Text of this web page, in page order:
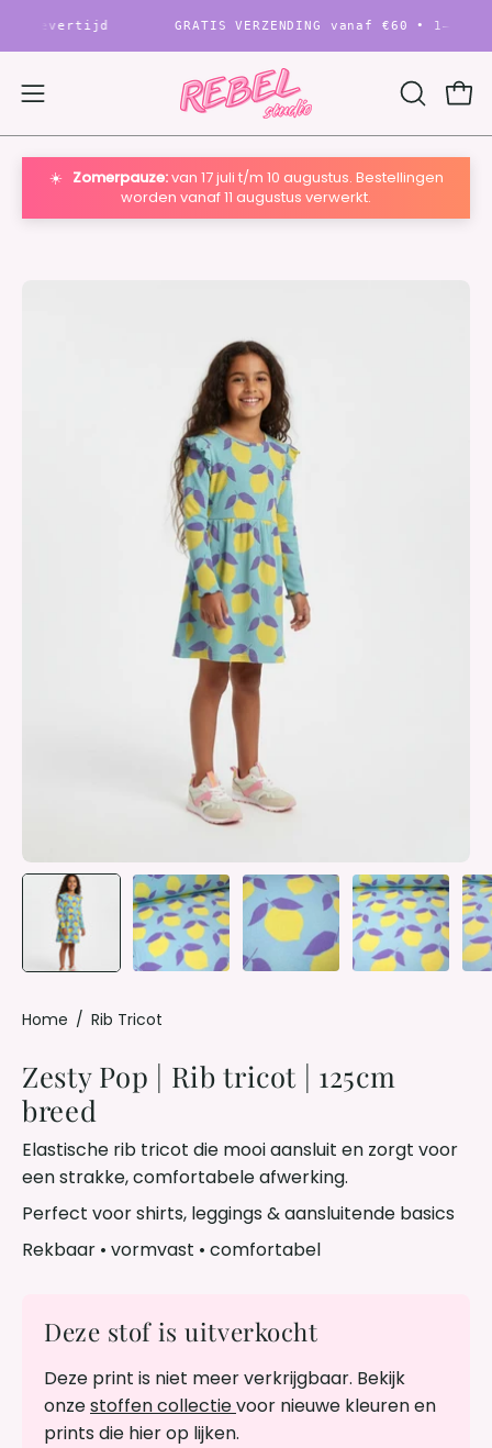
GRATIS VERZENDING vanaf€60• 1–2
Open
navigatie
menu
OPEN
☀️ Zomerpauze:van 17 juli t/m 10 augustus. Bestellingen
worden vanaf 11 augustus verwerkt.
Home / Rib Tricot
Zesty Pop | Rib tricot | 125cm
breed
Elastische rib tricot die mooi aansluit en zorgt voor
een strakke, comfortabele afwerking.
Perfect voor shirts, leggings & aansluitende basics
Rekbaar • vormvast • comfortabel
Deze stof is uitverkocht
Deze print is niet meer verkrijgbaar. Bekijk
onzestoffen collectievoor nieuwe kleuren en
prints die hier op lijken.